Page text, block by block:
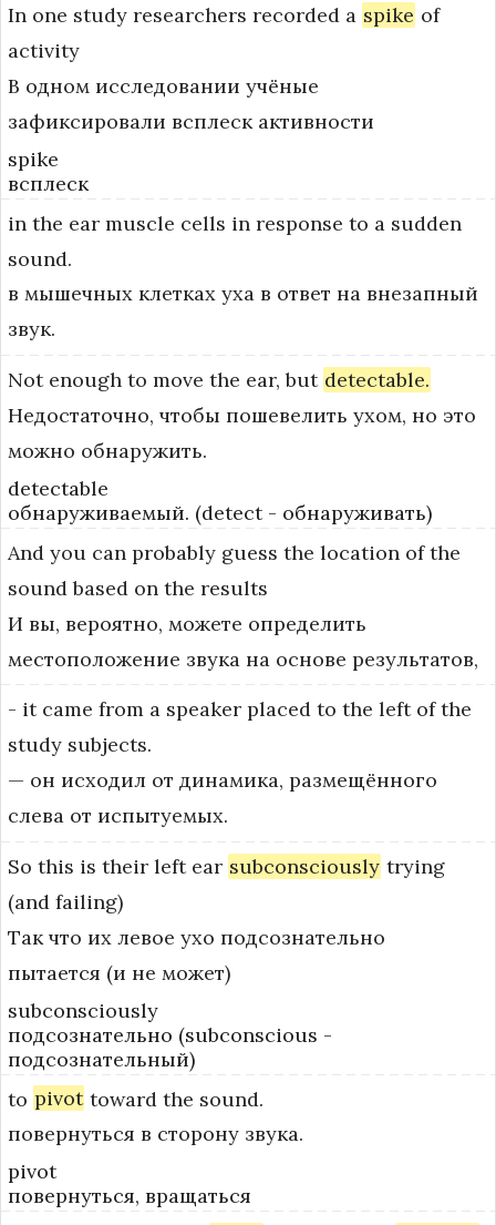
In one study researchers recorded a spike of
activity
В одном исследовании учёные
зафиксировали всплеск активности
spike
всплеск
in the ear muscle cells in response to a sudden
sound.
в мышечных клетках уха в ответ на внезапный
звук.
Not enough to move the ear, but detectable.
Недостаточно, чтобы пошевелить ухом, но это
можно обнаружить.
detectable
обнаруживаемый. (detect - обнаруживать)
And you can probably guess the location of the
sound based on the results
И вы, вероятно, можете определить
местоположение звука на основе результатов,
- it came from a speaker placed to the left of the
study subjects.
— он исходил от динамика, размещённого
слева от испытуемых.
So this is their left ear subconsciously trying
(and failing)
Так что их левое ухо подсознательно
пытается (и не может)
subconsciously
подсознательно (subconscious -
подсознательный)
to pivot toward the sound.
повернуться в сторону звука.
pivot
повернуться, вращаться